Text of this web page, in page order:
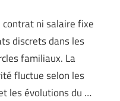
ni salaire fixe
discrets dans les
familiaux. La
fluctue selon les
les évolutions du …